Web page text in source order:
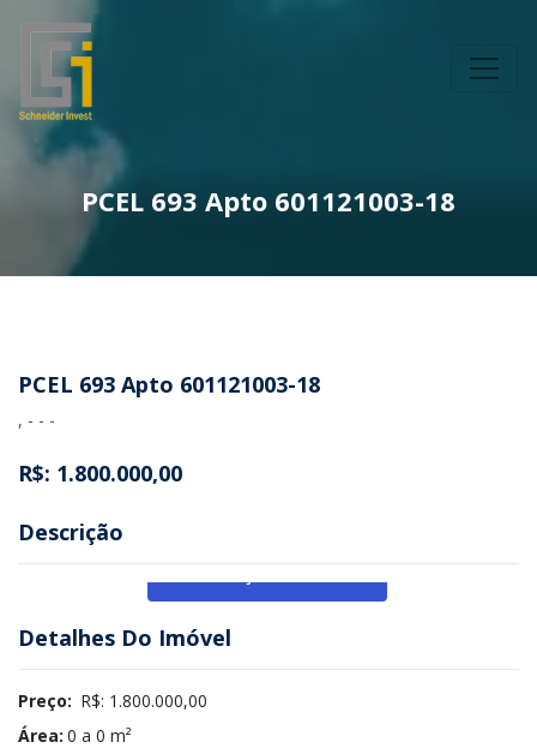
PCEL 693 Apto 601121003-18
PCEL 693 Apto 601121003-18
, - - -
R$: 1.800.000,00
Descrição
Detalhes Do Imóvel
Preço: R$: 1.800.000,00
Área: 0 a 0 m²